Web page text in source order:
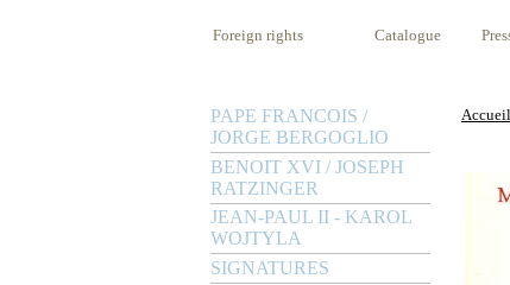
Foreign rights Catalogue
PAPE FRANCOIS /
JORGE BERGOGLIO
BENOIT XVI / JOSEPH
RATZINGER
JEAN-PAUL II - KAROL
WOJTYLA
SIGNATURES
Accueil